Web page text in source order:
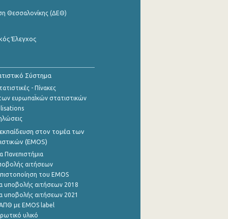
Θεσσαλονίκης (ΔΕΘ)
Έλεγχος
Σύστημα
- Πίνακες
ευρωπαΪκών στατιστικών
στον τομέα των
(EMOS)
Πανεπιστήμια
αιτήσεων
του EMOS
υποβολής αιτήσεων 2018
υποβολής αιτήσεων 2021
με EMOS label
υλικό